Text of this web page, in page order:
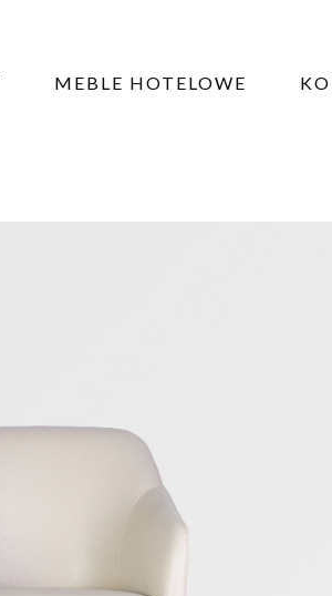
MEBLE HOTELOWE